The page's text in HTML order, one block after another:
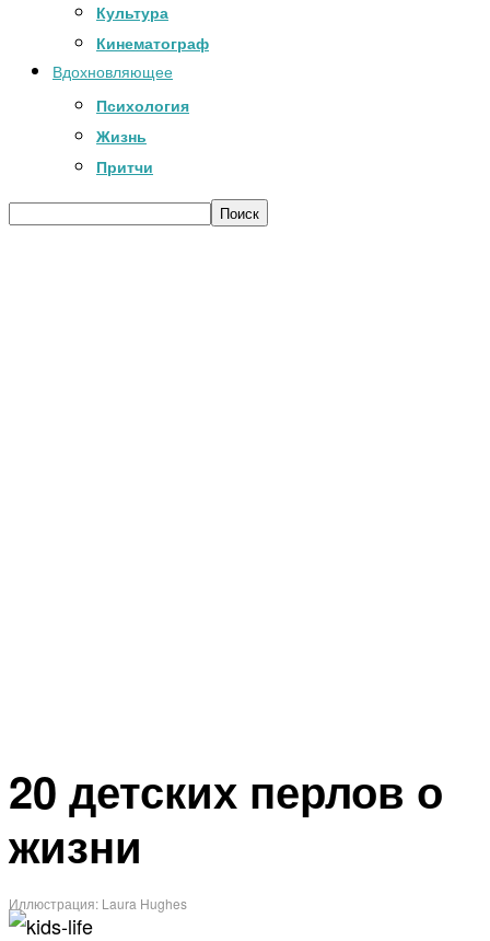
Культура
Кинематограф
Вдохновляющее
Психология
Жизнь
Притчи
20 детских перлов о
жизни
Иллюстрация: Laura Hughes